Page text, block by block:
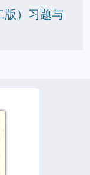
版）习题与